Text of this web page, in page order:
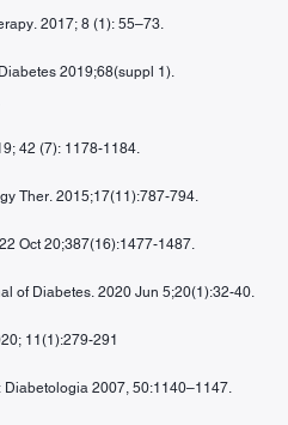
2017; 8 (1): 55–73.
2019;68(suppl 1).
42 (7): 1178-1184.
Ther. 2015;17(11):787-794.
Oct 20;387(16):1477-1487.
of Diabetes. 2020 Jun 5;20(1):32-40.
11(1):279-291
Diabetologia 2007, 50:1140–1147.